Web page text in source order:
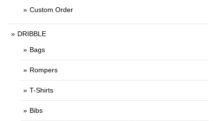
Custom Order
DRIBBLE
Bags
Rompers
T-Shirts
Bibs